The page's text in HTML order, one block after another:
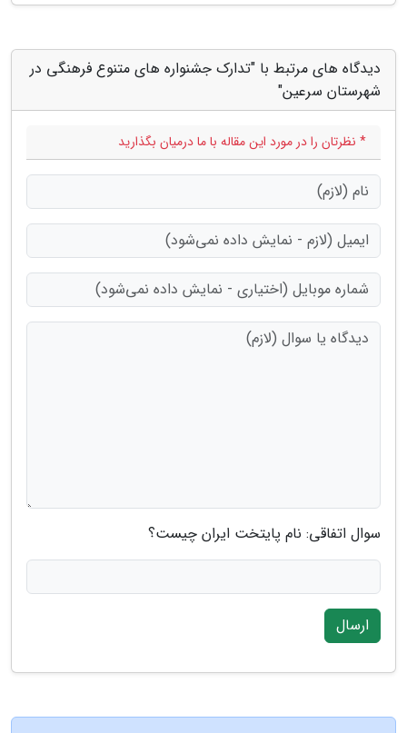
دیدگاه های مرتبط با "تدارک جشنواره های متنوع فرهنگی در
شهرستان سرعین"
* نظرتان را در مورد این مقاله با ما درمیان بگذارید
سوال اتفاقی: نام پایتخت ایران چیست؟
ارسال